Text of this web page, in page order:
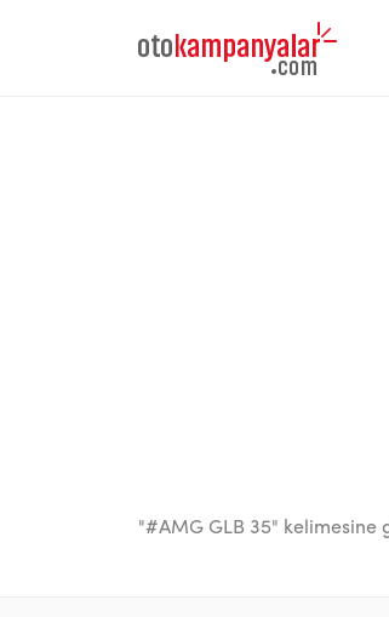
"#AMG GLB 35" kelimesine